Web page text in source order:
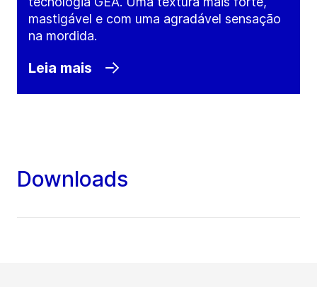
mastigável e com uma agradável sensação
na mordida.
Leia mais
Downloads